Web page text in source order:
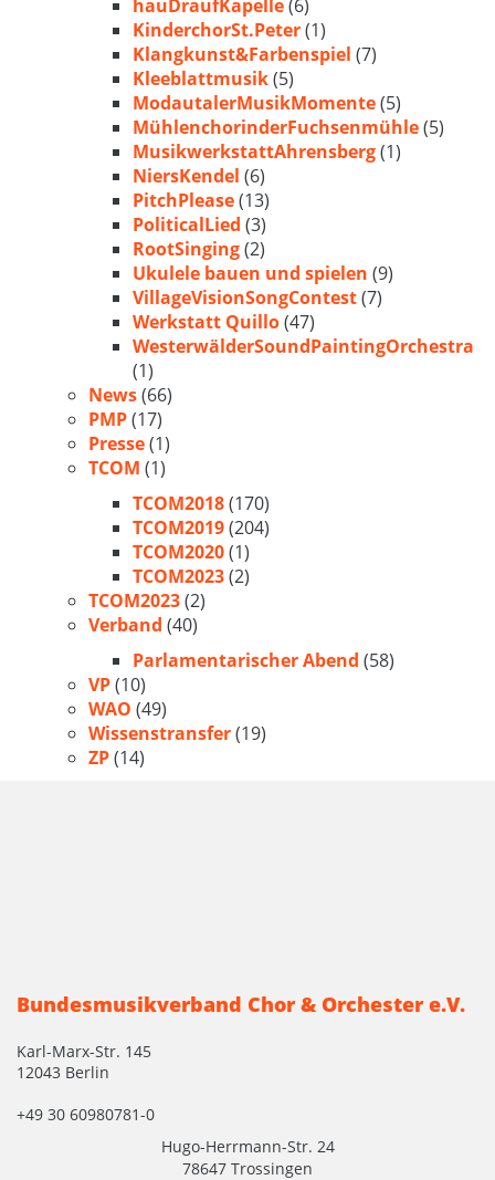
hauDraufKapelle(6)
KinderchorSt.Peter(1)
Klangkunst&Farbenspiel (7)
Kleeblattmusik(5)
ModautalerMusikMomente(5)
MühlenchorinderFuchsenmühle(5)
MusikwerkstattAhrensberg(1)
NiersKendel (6)
PitchPlease(13)
PoliticalLied (3)
RootSinging(2)
Ukulele bauen und spielen (9)
VillageVisionSongContest(7)
Werkstatt Quillo(47)
WesterwälderSoundPaintingOrchestra
(1)
News(66)
PMP(17)
Presse(1)
TCOM (1)
TCOM2018(170)
TCOM2019(204)
TCOM2020(1)
TCOM2023(2)
TCOM2023(2)
Verband (40)
Parlamentarischer Abend (58)
VP(10)
WAO (49)
Wissenstransfer(19)
ZP(14)
Bundesmusikverband Chor & Orchester e.V.
Karl-Marx-Str. 145
12043 Berlin
+49 30 60980781-0
Hugo-Herrmann-Str. 24
78647 Trossingen